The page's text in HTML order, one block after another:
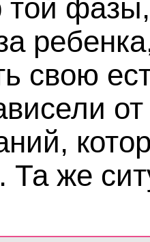
той
свою
Та же